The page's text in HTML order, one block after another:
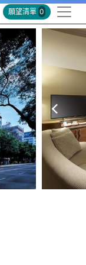
願望清單 0